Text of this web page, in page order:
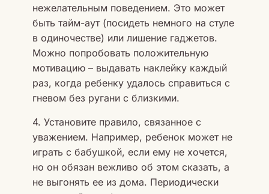
нежелательным поведением. Это может
быть тайм-аут (посидеть немного на стуле
в одиночестве) или лишение гаджетов.
Можно попробовать положительную
мотивацию – выдавать наклейку каждый
раз, когда ребенку удалось справиться с
гневом без ругани с близкими.
4. Установите правило, связанное с
уважением. Например, ребенок может не
играть с бабушкой, если ему не хочется,
но он обязан вежливо об этом сказать, а
не выгонять ее из дома. Периодически